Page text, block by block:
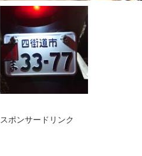
スポンサードリンク